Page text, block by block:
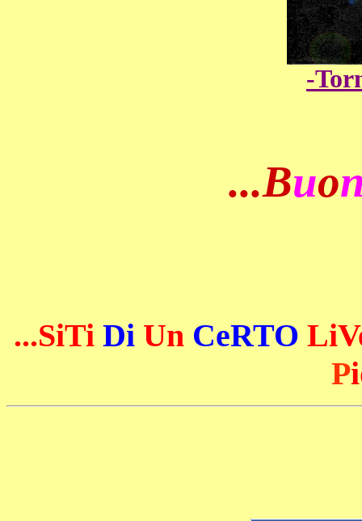
-
...Buo
...SiTi DiUn CeRTO
P